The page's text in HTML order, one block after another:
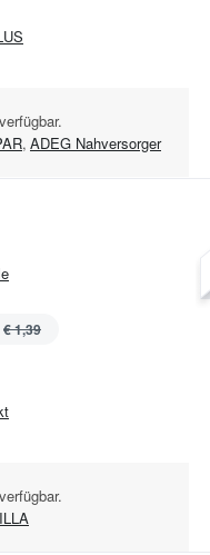
, ADEG Nahversorger
€ 1,39